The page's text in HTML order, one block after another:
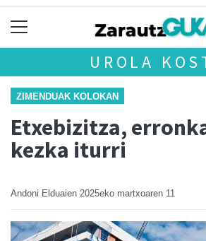
UROLA
ZIMENDUAK KOLOKAN
Etxebizitza,
kezka iturri
Andoni Elduaien 2025eko martxoaren 11